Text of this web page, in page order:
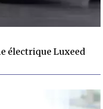
électrique Luxeed